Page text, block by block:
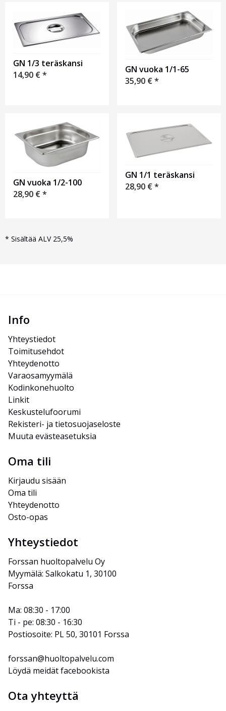
GN 1/3 teräskansi
14,90 €*
GN vuoka 1/1-65
35,90 €*
GN vuoka 1/2-100
28,90 €*
GN 1/1 teräskansi
28,90 €*
* Sisältää ALV 25,5%
Info
Yhteystiedot
Toimitusehdot
Yhteydenotto
Varaosamyymälä
Kodinkonehuolto
Linkit
Keskustelufoorumi
Rekisteri- ja tietosuojaseloste
Muuta evästeasetuksia
Oma tili
Kirjaudu sisään
Oma tili
Yhteydenotto
Osto-opas
Yhteystiedot
Forssan huoltopalvelu Oy
Myymälä: Salkokatu 1, 30100
Forssa
Ma: 08:30 - 17:00
Ti - pe: 08:30 - 16:30
Postiosoite: PL 50, 30101 Forssa
forssan@huoltopalvelu.com
Löydä meidät facebookista
Ota yhteyttä